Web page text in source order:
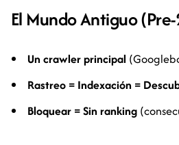
El Mundo Antiguo
Un crawler principal
Rastreo = Indexación =
Bloquear = Sin ranking